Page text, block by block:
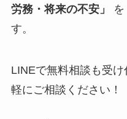
労務・将来の不安」
す。
LINEで無料相談も受
軽にご相談ください！